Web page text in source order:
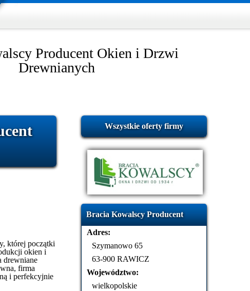
Producent Okien i Drzwi
Drewnianych
której początki
okien i
drewniane
firma
i perfekcyjnie
Wszystkie oferty firmy
Bracia Kowalscy Producent
Okien i Drzwi Drewnianych
Adres:
Szymanowo 65
63-900 RAWICZ
Województwo:
wielkopolskie